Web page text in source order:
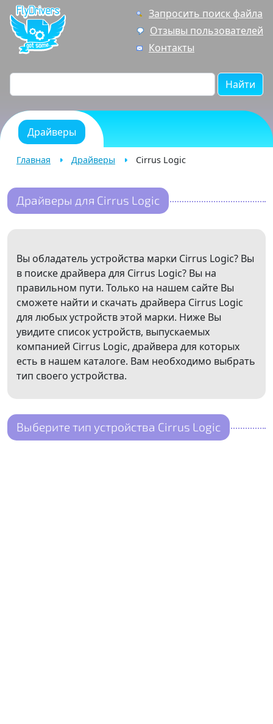
Запросить поиск файла
Отзывы пользователей
Контакты
Найти
Драйверы
Главная Драйверы Cirrus Logic
Драйверы для Cirrus Logic
Вы обладатель устройства марки Cirrus Logic? Вы
в поиске драйвера для Cirrus Logic? Вы на
правильном пути. Только на нашем сайте Вы
сможете найти и скачать драйвера Cirrus Logic
для любых устройств этой марки. Ниже Вы
увидите список устройств, выпускаемых
компанией Cirrus Logic, драйвера для которых
есть в нашем каталоге. Вам необходимо выбрать
тип своего устройства.
Выберите тип устройства Cirrus Logic